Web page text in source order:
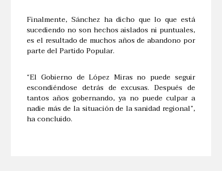
Finalmente, Sánchez ha dicho que lo que está
sucediendo no son hechos aislados ni puntuales,
es el resultado de muchos años de abandono por
parte del Partido Popular.
“El Gobierno de López Miras no puede seguir
escondiéndose detrás de excusas. Después de
tantos años gobernando, ya no puede culpar a
nadie más de la situación de la sanidad regional”,
ha concluido.